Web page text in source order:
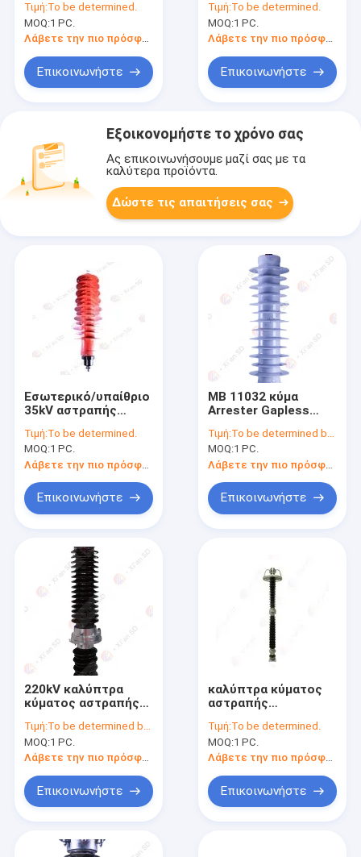
KV καλύπτρα
αστραπής
Τιμή:To be determined.
MOQ:1 PC.
Λάβετε την πιο πρόσφατη τιμή
Επικοινωνήστε
υπερβολικής τάσης
Συγκρατητής
κεραυνών
Τιμή:To be determined.
MOQ:1 PC.
Λάβετε την πιο πρόσφατη τιμή
Επικοινωνήστε
Εξοικονομήστε το χρόνο σας
Ας επικοινωνήσουμε μαζί σας με τα
καλύτερα προϊόντα.
Δώστε τις απαιτήσεις σας
Εσωτερικό/υπαίθριο
35kV αστραπής
Gapless κατηγορίας
σταθμών κύματος
Arrester
Τιμή:To be determined.
MOQ:1 PC.
Λάβετε την πιο πρόσφατη τιμή
Επικοινωνήστε
ΜΒ 11032 κύμα
Arrester Gapless
αστραπής για τον
ηλεκτρικό
σιδηρόδρομο
Τιμή:To be determined by type and quantity.
MOQ:1 PC.
Επικοινωνήστε
220kV καλύπτρα
κύματος αστραπής
για το ουδέτερο
σημείο
μετασχηματιστών
Τιμή:To be determined by type and quantity.
MOQ:1 PC.
Λάβετε την πιο πρόσφατη τιμή
Επικοινωνήστε
καλύπτρα κύματος
αστραπής
Gapless για τον
υποσταθμό
Τιμή:To be determined.
MOQ:1 PC.
Λάβετε την πιο πρόσφατη τιμή
Επικοινωνήστε